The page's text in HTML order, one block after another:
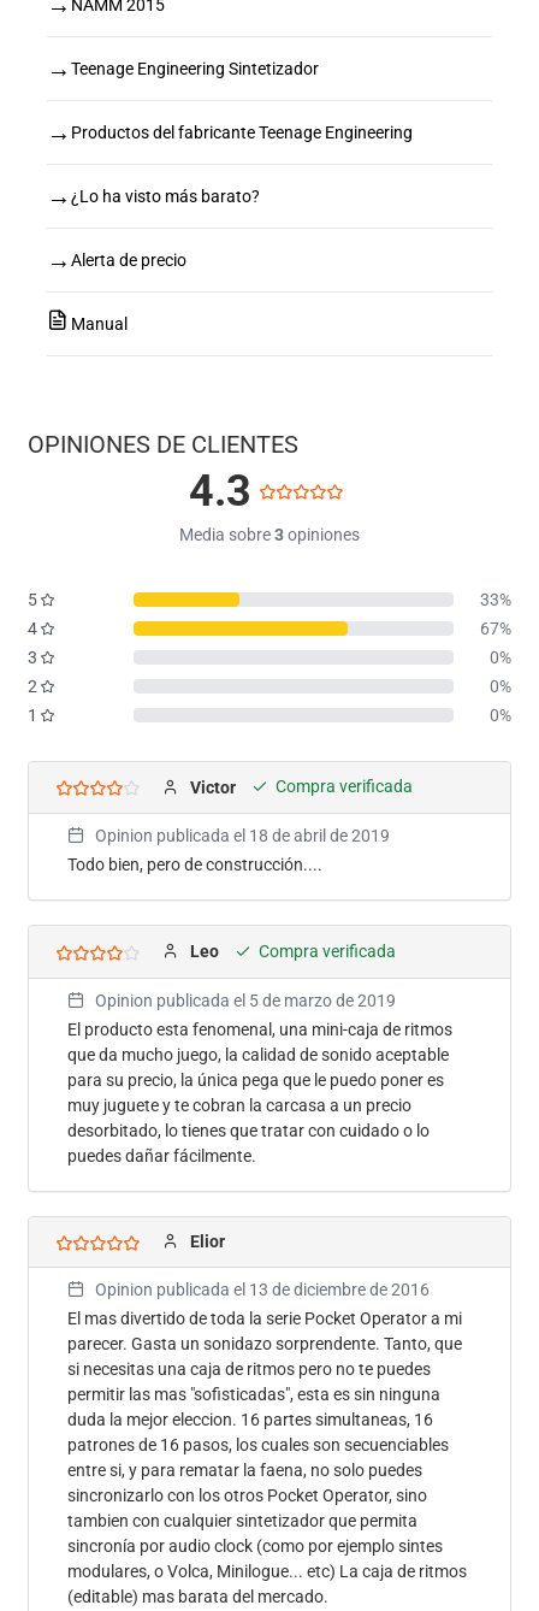
NAMM 2015
→ Teenage Engineering Sintetizador
→ Productos del fabricante Teenage Engineering
→ ¿Lo ha visto más barato?
→ Alerta de precio
Manual
OPINIONES DE CLIENTES
4.3
Media sobre3opiniones
5
33%
4
67%
3
0%
2
0%
1
0%
Victor Compra verificada
Opinion publicada el 18 de abril de 2019
Todo bien, pero de construcción....
Leo Compra verificada
Opinion publicada el 5 de marzo de 2019
El producto esta fenomenal, una mini-caja de ritmos
que da mucho juego, la calidad de sonido aceptable
para su precio, la única pega que le puedo poner es
muy juguete y te cobran la carcasa a un precio
desorbitado, lo tienes que tratar con cuidado o lo
puedes dañar fácilmente.
Elior
Opinion publicada el 13 de diciembre de 2016
El mas divertido de toda la serie Pocket Operator a mi
parecer. Gasta un sonidazo sorprendente. Tanto, que
si necesitas una caja de ritmos pero no te puedes
permitir las mas "sofisticadas", esta es sin ninguna
duda la mejor eleccion. 16 partes simultaneas, 16
patrones de 16 pasos, los cuales son secuenciables
entre si, y para rematar la faena, no solo puedes
sincronizarlo con los otros Pocket Operator, sino
tambien con cualquier sintetizador que permita
sincronía por audio clock (como por ejemplo sintes
modulares, o Volca, Minilogue... etc) La caja de ritmos
(editable) mas barata del mercado.